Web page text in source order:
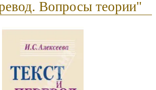
Вопросы теории"